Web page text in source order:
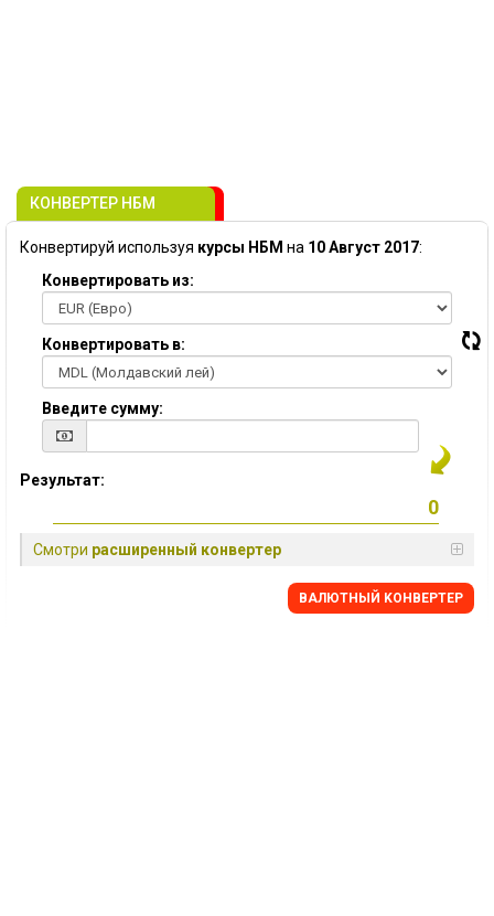
КОНВЕРТЕР НБМ
Конвертируй используя курсы НБМ на 10 Август 2017:
Конвертировать из:
Конвертировать в:
Введите сумму:
Результат:
Смотри расширенный конвертер
BАЛЮТНЫЙ KОНВЕРТЕР